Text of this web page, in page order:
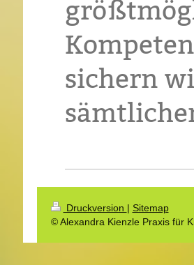
sichern
Druckversion | Sitemap
© Alexandra Kienzle Praxis für